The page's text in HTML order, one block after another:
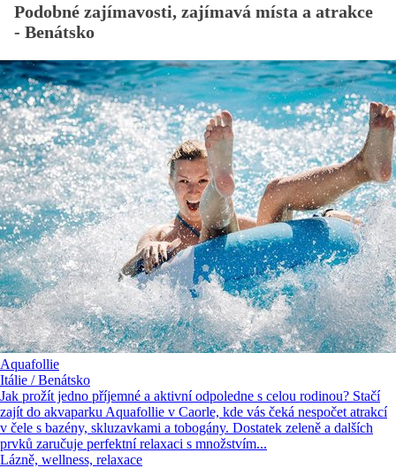
Podobné zajímavosti, zajímavá místa a atrakce
- Benátsko
Aquafollie
Itálie / Benátsko
Jak prožít jedno příjemné a aktivní odpoledne s celou rodinou? Stačí
zajít do akvaparku Aquafollie v Caorle, kde vás čeká nespočet atrakcí
v čele s bazény, skluzavkami a tobogány. Dostatek zeleně a dalších
prvků zaručuje perfektní relaxaci s množstvím...
Lázně, wellness, relaxace